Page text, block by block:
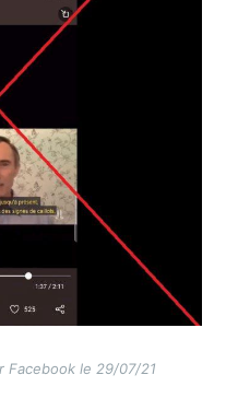
Facebook le 29/07/21